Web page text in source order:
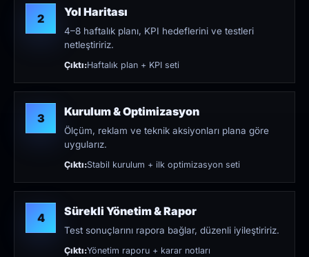
2 Yol Haritası
4–8 haftalık planı, KPI hedeflerini ve testleri
netleştiririz.
Çıktı:Haftalık plan + KPI seti
3 Kurulum & Optimizasyon
Ölçüm, reklam ve teknik aksiyonları plana göre
uygularız.
Çıktı:Stabil kurulum + ilk optimizasyon seti
4 Sürekli Yönetim & Rapor
Test sonuçlarını rapora bağlar, düzenli iyileştiririz.
Çıktı:Yönetim raporu + karar notları